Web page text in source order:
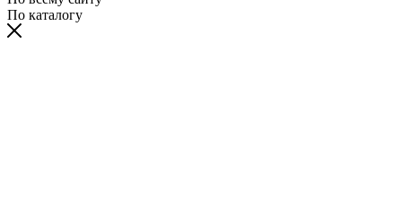
По каталогу